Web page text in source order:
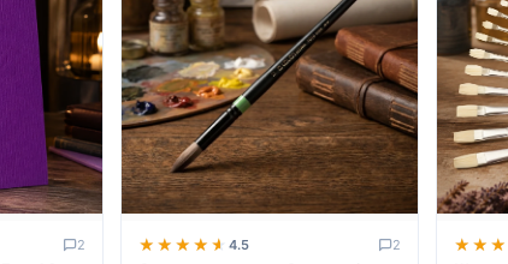
2 ★★★★★
★★★★★ 4.5 2